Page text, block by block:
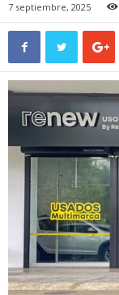
7 septiembre, 2025